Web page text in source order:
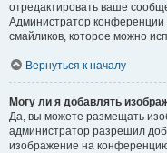
отредактировать ваше
Администратор конференции
смайликов, которое можно
Вернуться к началу
Могу ли я добавлять
Да, вы можете размещать
администратор разрешил
изображение на